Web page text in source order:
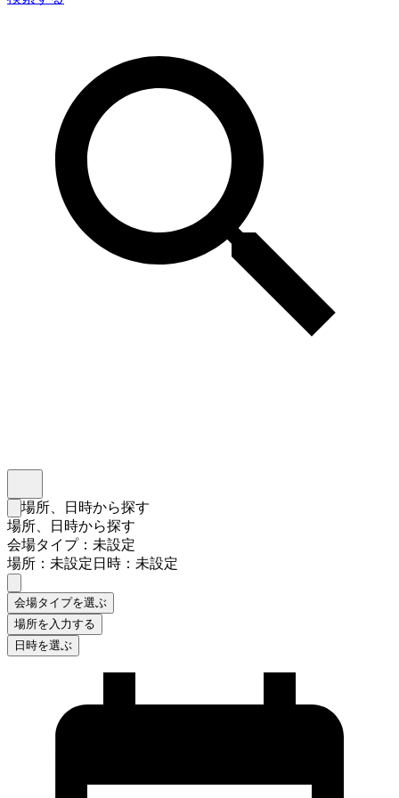
検索フォームを閉じる
場所、日時から探す
場所、日時から探す
会場タイプ：未設定
場所：未設定日時：未設定
会場タイプを選ぶ
場所を入力する
日時を選ぶ